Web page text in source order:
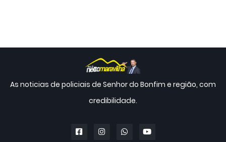
As noticias de policiais de Senhor do Bonfim e região, com
credibilidade.